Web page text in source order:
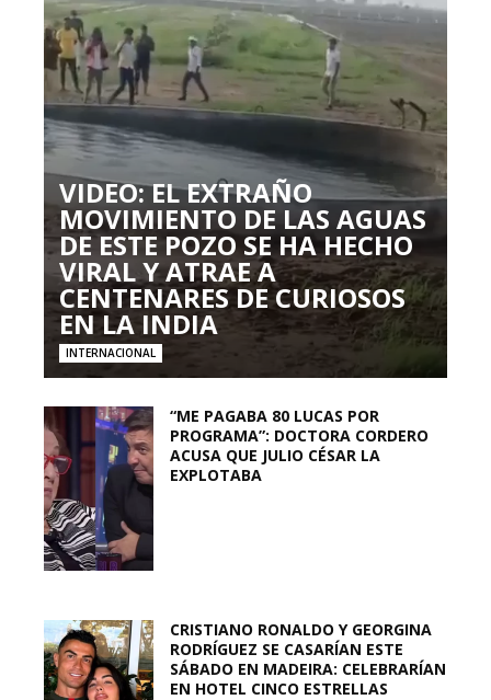
VIDEO: EL EXTRAÑO
MOVIMIENTO DE LAS AGUAS
DE ESTE POZO SE HA HECHO
VIRAL Y ATRAE A
CENTENARES DE CURIOSOS
EN LA INDIA
INTERNACIONAL
“ME PAGABA 80 LUCAS POR
PROGRAMA”: DOCTORA CORDERO
ACUSA QUE JULIO CÉSAR LA
EXPLOTABA
CRISTIANO RONALDO Y GEORGINA
RODRÍGUEZ SE CASARÍAN ESTE
SÁBADO EN MADEIRA: CELEBRARÍAN
EN HOTEL CINCO ESTRELLAS